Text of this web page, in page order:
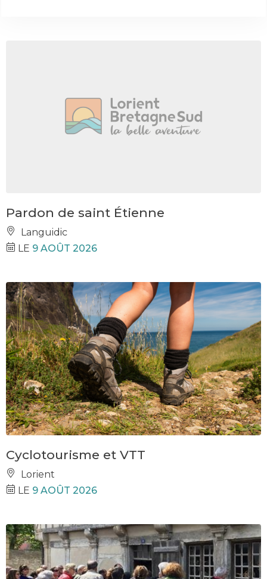
Pardon de saint Étienne
Languidic
LE 9 AOÛT 2026
Cyclotourisme et VTT
Lorient
LE 9 AOÛT 2026